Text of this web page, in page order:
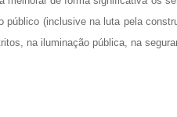
público (inclusive na luta pela
na iluminação pública, na